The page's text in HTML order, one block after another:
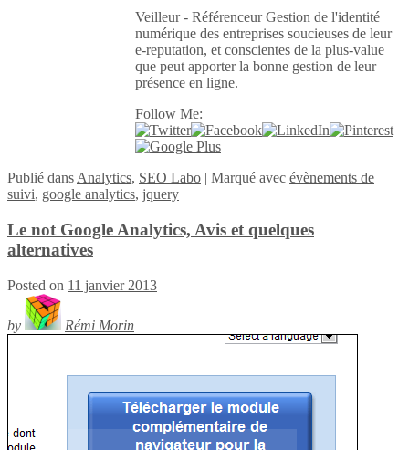
Veilleur - Référenceur Gestion de l'identité
numérique des entreprises soucieuses de leur
e-reputation, et conscientes de la plus-value
que peut apporter la bonne gestion de leur
présence en ligne.
Follow Me:
Publié dans Analytics, SEO Labo | Marqué avec évènements de
suivi, google analytics, jquery
Le not Google Analytics, Avis et quelques
alternatives
Posted on 11 janvier 2013
by Rémi Morin